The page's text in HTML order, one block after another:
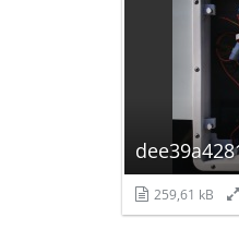
259,61 kB